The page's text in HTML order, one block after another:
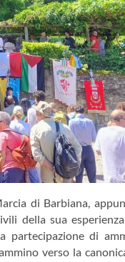
di Barbiana,
della sua
partecipazione di
verso la